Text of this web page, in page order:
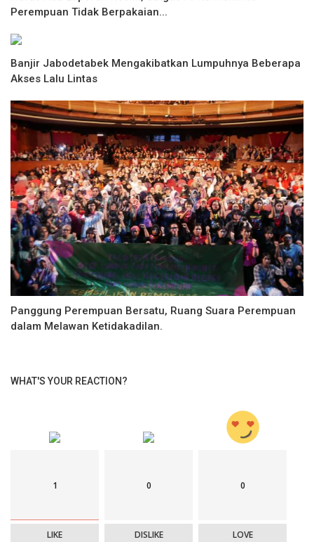
Perempuan Tidak Berpakaian...
Banjir Jabodetabek Mengakibatkan Lumpuhnya Beberapa
Akses Lalu Lintas
Panggung Perempuan Bersatu, Ruang Suara Perempuan
dalam Melawan Ketidakadilan.
WHAT'S YOUR REACTION?
1
LIKE
0
DISLIKE
0
LOVE